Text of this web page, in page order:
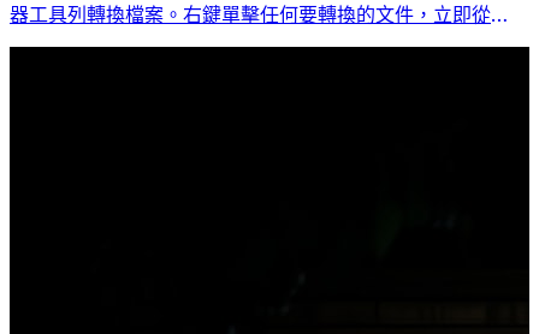
器工具列轉換檔案。右鍵單擊任何要轉換的文件，立即從
Chrome 存取所有工具。